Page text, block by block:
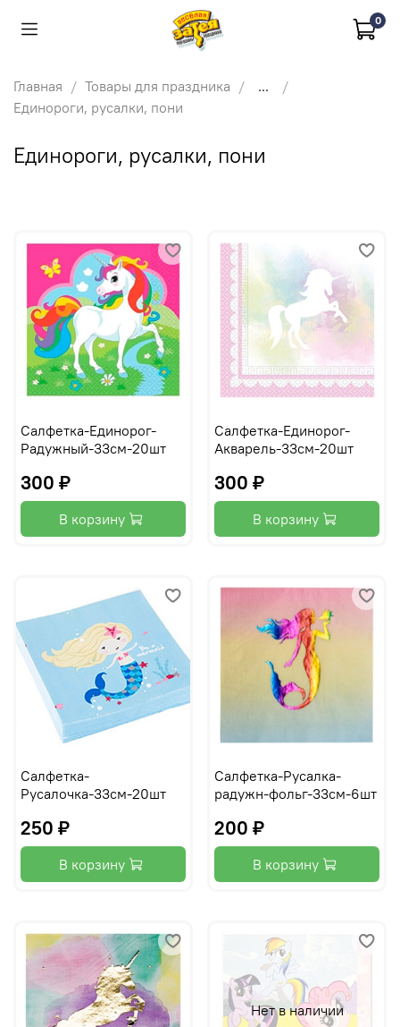
0
Главная Товары для праздника
...
Единороги, русалки, пони
Единороги, русалки, пони
Салфетка-Единорог-
Радужный-33см-20шт
300 ₽
В корзину
Салфетка-Единорог-
Акварель-33см-20шт
300 ₽
В корзину
Салфетка-
Русалочка-33см-20шт
250 ₽
В корзину
Салфетка-Русалка-
радужн-фольг-33см-6шт
200 ₽
В корзину
Нет в наличии